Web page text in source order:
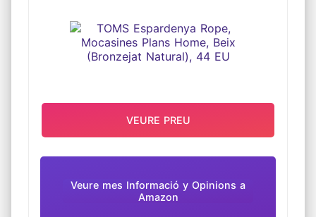
Les sandàlies per a dona usen una sivella de
metall portàtil, fàcil de posar i llevar,
adequada per a moltes formes dempeus,
s'ajusta al turmell i es pot ajustar en longitud.
Veure mes Informació y Opinions a
Amazon
VEURE PREU